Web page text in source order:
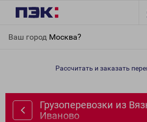
Ваш город Москва?
Иваново
Рассчитать и заказать
Грузоперевозки из
Иваново